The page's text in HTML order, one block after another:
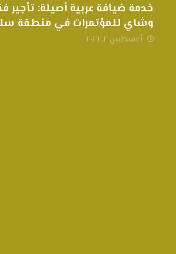
خدمة ضيافة عربية أصيلة: تأجير
وشاي للمؤتمرات في منطقة
أغسطس ٢, ٢٠٢٦